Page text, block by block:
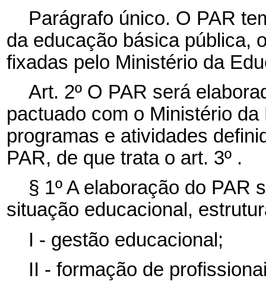
Parágrafo único. O PAR
da educação básica pública,
fixadas pelo Ministério da
Art. 2º O PAR será
pactuado com o Ministério
programas e atividades
PAR, de que trata o art. 3º .
§ 1º A elaboração do PAR
situação educacional,
I - gestão educacional;
II - formação de